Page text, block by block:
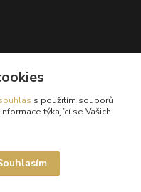
s použitím souborů
týkající se Vašich